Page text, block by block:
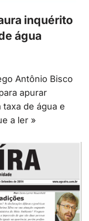
inquérito
água
Antônio Bisco
apurar
de água e
a ler »